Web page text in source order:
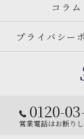
0120-
営業電話はお断り
コラム
プライバシー
© 2026 宮城県仙台